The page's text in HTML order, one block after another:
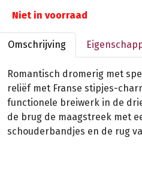
Niet in voorraad
Omschrijving
Romantisch dromerig met
reliëf met Franse stipjes-
functionele breiwerk in de
de brug de maagstreek met
schouderbandjes en de rug